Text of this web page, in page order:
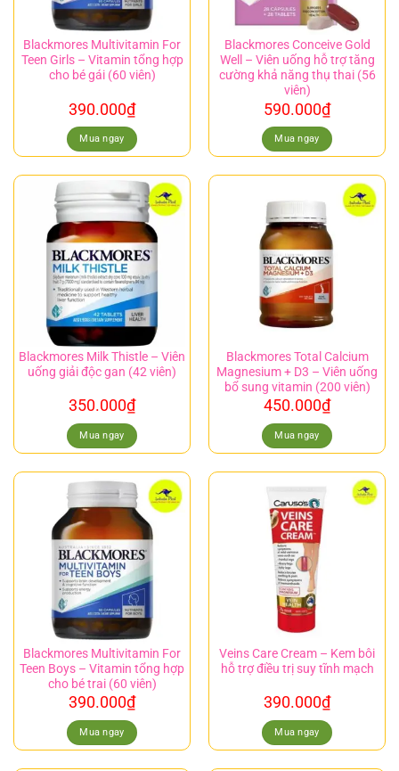
Blackmores Multivitamin For
Teen Girls – Vitamin tổng hợp
cho bé gái (60 viên)
390.000₫
Mua ngay
Blackmores Conceive Gold
Well – Viên uống hỗ trợ tăng
cường khả năng thụ thai (56
viên)
590.000₫
Mua ngay
Blackmores Milk Thistle – Viên
uống giải độc gan (42 viên)
350.000₫
Mua ngay
Blackmores Total Calcium
Magnesium + D3 – Viên uống
bổ sung vitamin (200 viên)
450.000₫
Mua ngay
Blackmores Multivitamin For
Teen Boys – Vitamin tổng hợp
cho bé trai (60 viên)
390.000₫
Mua ngay
Veins Care Cream – Kem bôi
hỗ trợ điều trị suy tĩnh mạch
390.000₫
Mua ngay